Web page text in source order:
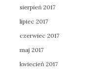
sierpień 2017
lipiec 2017
czerwiec 2017
maj 2017
kwiecień 2017